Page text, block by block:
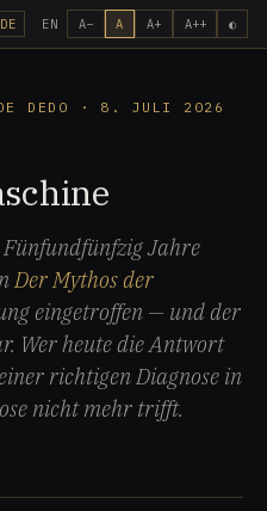
DE EN A− A A+ A++ ◐
DEDO · 8. JULI 2026
Jahre
Der Mythos der
eingetroffen — und der
Wer heute die Antwort
richtigen Diagnose in
nicht mehr trifft.